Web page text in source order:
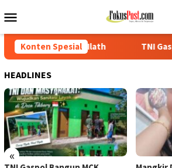
ke
Mobile
Konten Spesial
Ilath TNI Gaspol Bangun
HEADLINES
«